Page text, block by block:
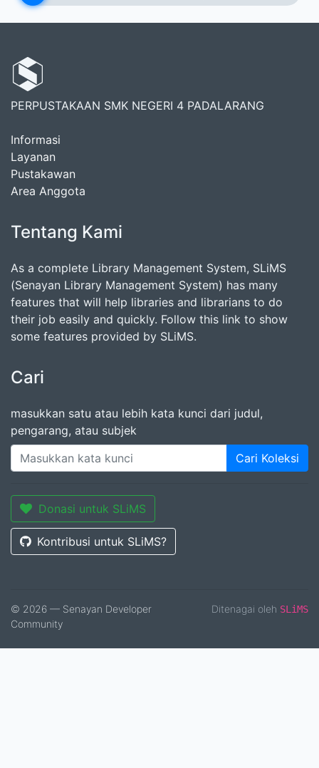
PERPUSTAKAAN SMK NEGERI 4 PADALARANG
Informasi
Layanan
Pustakawan
Area Anggota
Tentang Kami
As a complete Library Management System, SLiMS
(Senayan Library Management System) has many
features that will help libraries and librarians to do
their job easily and quickly. Follow this link to show
some features provided by SLiMS.
Cari
masukkan satu atau lebih kata kunci dari judul,
pengarang, atau subjek
Cari Koleksi
Donasi untuk SLiMS
Kontribusi untuk SLiMS?
© 2026 — Senayan Developer
Community
Ditenagai oleh SLiMS